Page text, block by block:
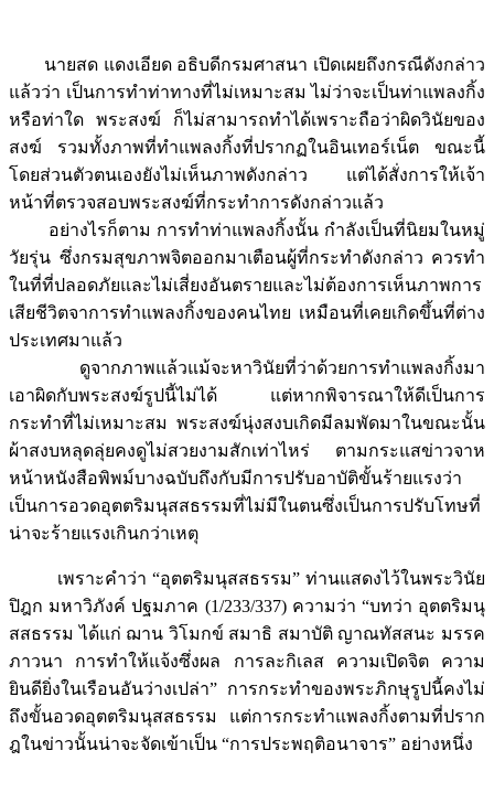
นายสด แดงเอียด อธิบดีกรมศาสนา เปิดเผยถึงกรณีดังกล่าว
แล้วว่า เป็นการทำท่าทางที่ไม่เหมาะสม ไม่ว่าจะเป็นท่าแพลงกิ้ง
หรือท่าใด พระสงฆ์ ก็ไม่สามารถทำได้เพราะถือว่าผิดวินัยของ
สงฆ์ รวมทั้งภาพที่ทำแพลงกิ้งที่ปรากฏในอินเทอร์เน็ต ขณะนี้
โดยส่วนตัวตนเองยังไม่เห็นภาพดังกล่าว แต่ได้สั่งการให้เจ้า
หน้าที่ตรวจสอบพระสงฆ์ที่กระทำการดังกล่าวแล้ว
อย่างไรก็ตาม การทำท่าแพลงกิ้งนั้น กำลังเป็นที่นิยมในหมู่
วัยรุ่น ซึ่งกรมสุขภาพจิตออกมาเตือนผู้ที่กระทำดังกล่าว ควรทำ
ในที่ที่ปลอดภัยและไม่เสี่ยงอันตรายและไม่ต้องการเห็นภาพการ
เสียชีวิตจาการทำแพลงกิ้งของคนไทย เหมือนที่เคยเกิดขึ้นที่ต่าง
ประเทศมาแล้ว
ดูจากภาพแล้วแม้จะหาวินัยที่ว่าด้วยการทำแพลงกิ้งมา
เอาผิดกับพระสงฆ์รูปนี้ไม่ได้ แต่หากพิจารณาให้ดีเป็นการ
กระทำที่ไม่เหมาะสม พระสงฆ์นุ่งสงบเกิดมีลมพัดมาในขณะนั้น
ผ้าสงบหลุดลุ่ยคงดูไม่สวยงามสักเท่าไหร่ ตามกระแสข่าวจาห
หน้าหนังสือพิพม์บางฉบับถึงกับมีการปรับอาบัติขั้นร้ายแรงว่า
เป็นการอวดอุตตริมนุสสธรรมที่ไม่มีในตนซึ่งเป็นการปรับโทษที่
น่าจะร้ายแรงเกินกว่าเหตุ
เพราะคำว่า “อุตตริมนุสสธรรม” ท่านแสดงไว้ในพระวินัย
ปิฎก มหาวิภังค์ ปฐมภาค (1/233/337) ความว่า “บทว่า อุตตริมนุ
สสธรรม ได้แก่ ฌาน วิโมกข์ สมาธิ สมาบัติ ญาณทัสสนะ มรรค
ภาวนา การทำให้แจ้งซึ่งผล การละกิเลส ความเปิดจิต ความ
ยินดียิ่งในเรือนอันว่างเปล่า” การกระทำของพระภิกษุรูปนี้คงไม่
ถึงขั้นอวดอุตตริมนุสสธรรม แต่การกระทำแพลงกิ้งตามที่ปราก
ฎในข่าวนั้นน่าจะจัดเข้าเป็น “การประพฤติอนาจาร” อย่างหนึ่ง